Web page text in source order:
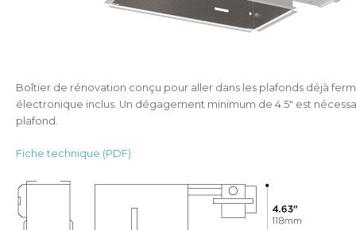
Boîtier de rénovation conçu pour aller dans les plafonds déjà
électronique inclus. Un dégagement minimum de 4.5" est
plafond.
Fiche technique (PDF)